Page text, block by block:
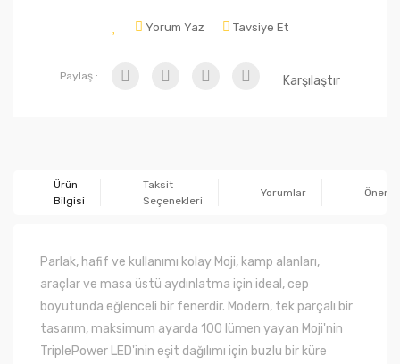
Yorum Yaz Tavsiye Et
Paylaş : Karşılaştır
Ürün
Bilgisi
Taksit
Seçenekleri
Yorumlar
Parlak, hafif ve kullanımı kolay Moji, kamp alanları,
araçlar ve masa üstü aydınlatma için ideal, cep
boyutunda eğlenceli bir fenerdir. Modern, tek parçalı bir
tasarım, maksimum ayarda 100 lümen yayan Moji'nin
TriplePower LED'inin eşit dağılımı için buzlu bir küre